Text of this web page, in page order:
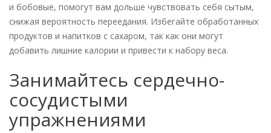
и бобовые, помогут вам дольше чувствовать себя сытым,
снижая вероятность переедания. Избегайте обработанных
продуктов и напитков с сахаром, так как они могут
добавить лишние калории и привести к набору веса.
Занимайтесь сердечно-
сосудистыми
упражнениями